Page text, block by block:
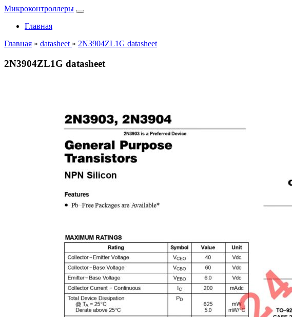
Микроконтроллеры
Главная
Главная » datasheet » 2N3904ZL1G datasheet
2N3904ZL1G datasheet